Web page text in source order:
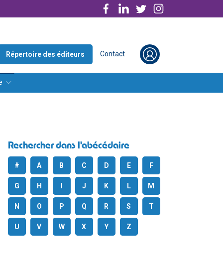
Répertoire des éditeurs Contact
Rechercher dans l'abécédaire
# A B C D E F
G H J K L M
N O P Q R S T
U V W X Y Z